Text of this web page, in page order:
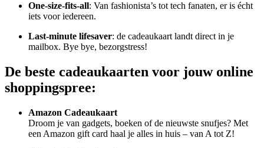
One-size-fits-all: Van fashionista’s tot tech fanaten, er is écht
iets voor iedereen.
Last-minute lifesaver: de cadeaukaart landt direct in je
mailbox. Bye bye, bezorgstress!
De beste cadeaukaarten voor jouw online
shoppingspree:
Amazon Cadeaukaart
Droom je van gadgets, boeken of de nieuwste snufjes? Met
een Amazon gift card haal je alles in huis – van A tot Z!